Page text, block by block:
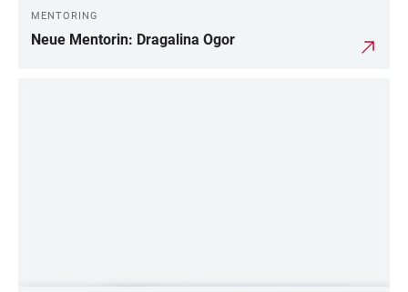
MENTORING
Neue Mentorin: Dragalina Ogor